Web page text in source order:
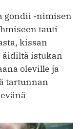
gondii -nimisen
tauti
kissan
äidiltä istukan
oleville ja
tartunnan